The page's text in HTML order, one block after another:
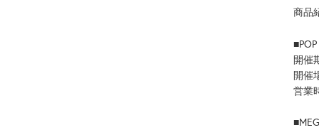
商品
開催
開催
営業